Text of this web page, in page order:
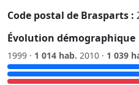
Code postal de Brasparts :
Évolution démographique
1999 · 1 014 hab. 2010 · 1 039